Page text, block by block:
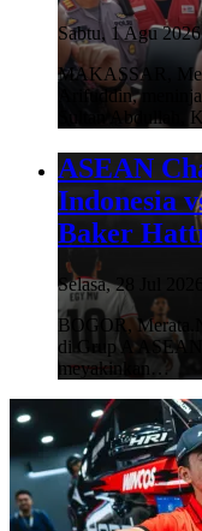
Sabtu, 1 Agu
MAKASSAR,
Arifuddin,
Sultan Abdullah,
ASEAN
Indonesia
Baker
Selasa, 28 Jul
BOGOR,
di Grup A ASEAN
meyakinkan…